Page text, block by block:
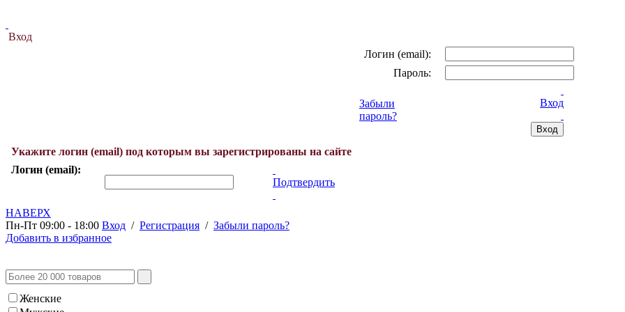
Вход
Логин (email):
Пароль:
Забыли
пароль?
Вход
Укажите логин (email) под которым вы зарегистрированы на сайте
Логин (email):
Подтвердить
НАВЕРХ
Пн-Пт 09:00 - 18:00 Вход / Регистрация / Забыли пароль?
Добавить в избранное
Женские